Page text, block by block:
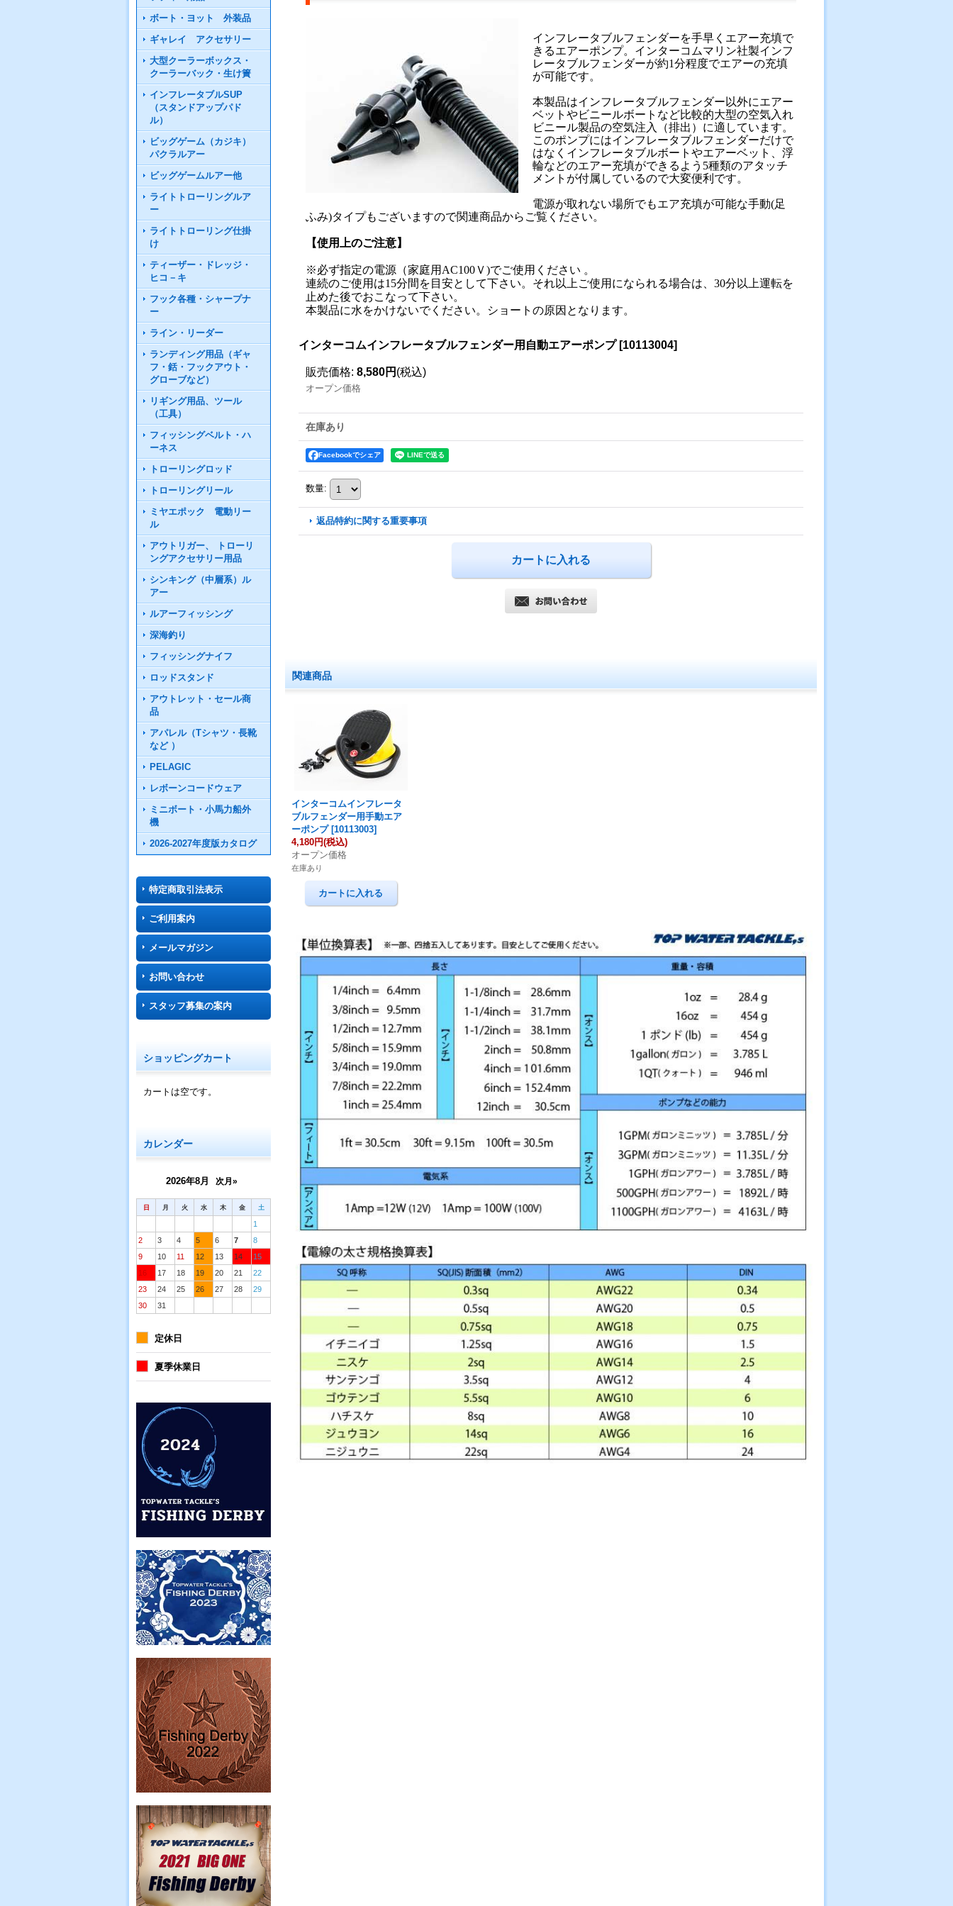
ボート・ヨット 外装品
ギャレイ アクセサリー
大型クーラーボックス・
クーラーバック・生け簀
インフレータブルSUP
（スタンドアップパド
ル）
ビッグゲーム（カジキ）
パクラルアー
ビッグゲームルアー他
ライトトローリングルア
ー
ライトトローリング仕掛
け
ティーザー・ドレッジ・
ヒコ－キ
フック各種・シャープナ
ー
ライン・リーダー
ランディング用品（ギャ
フ・銛・フックアウト・
グローブなど）
リギング用品、ツール
（工具）
フィッシングベルト・ハ
ーネス
トローリングロッド
トローリングリール
ミヤエポック 電動リー
ル
アウトリガー、 トローリ
ングアクセサリー用品
シンキング（中層系）ル
アー
ルアーフィッシング
深海釣り
フィッシングナイフ
ロッドスタンド
アウトレット・セール商
品
アパレル（Tシャツ・長靴
など ）
PELAGIC
レボーンコードウェア
ミニボート・小馬力船外
機
2026-2027年度版カタログ
特定商取引法表示
ご利用案内
メールマガジン
お問い合わせ
スタッフ募集の案内
ショッピングカート
カートは空です。
カレンダー
2026年8月 次月»
日 月 火 水 木 金 土
1
2
3 4 5 6 7
8
9
10 11 12 13 14
15
16
17 18 19 20 21
22
23
24 25 26 27 28
29
30
31
定休日
夏季休業日
インフレータブルフェンダーを手早くエアー充填で
きるエアーポンプ。インターコムマリン社製インフ
レータブルフェンダーが約1分程度でエアーの充填
が可能です。
本製品はインフレータブルフェンダー以外にエアー
ベットやビニールボートなど比較的大型の空気入れ
ビニール製品の空気注入（排出）に適しています。
このポンプにはインフレータブルフェンダーだけで
はなくインフレータブルボートやエアーベット、浮
輪などのエアー充填ができるよう5種類のアタッチ
メントが付属しているので大変便利です。
電源が取れない場所でもエア充填が可能な手動(足
ふみ)タイプもございますので関連商品からご覧ください。
【使用上のご注意】
※必ず指定の電源（家庭用AC100Ｖ)でご使用ください 。
連続のご使用は15分間を目安として下さい。それ以上ご使用になられる場合は、30分以上運転を
止めた後でおこなって下さい。
本製品に水をかけないでください。ショートの原因となります。
インターコムインフレータブルフェンダー用自動エアーポンプ [10113004]
販売価格: 8,580円 (税込)
オープン価格
在庫あり
Facebookでシェア
数量:
返品特約に関する重要事項
関連商品
インターコムインフレータ
ブルフェンダー用手動エア
ーポンプ [10113003]
4,180円(税込)
オープン価格
在庫あり